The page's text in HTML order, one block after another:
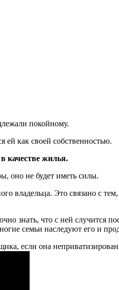
покойному.
ей как своей собственностью.
качестве жилья.
оно не будет иметь силы.
владельца. Это связано с
знать, что с ней случится
семьи наследуют его и
если она